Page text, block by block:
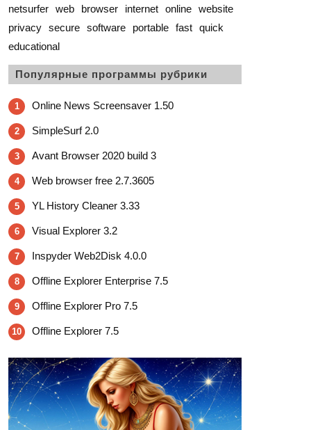
netsurfer web browser internet online website
privacy secure software portable fast quick
educational
Популярные программы рубрики
1 Online News Screensaver 1.50
2 SimpleSurf 2.0
3 Avant Browser 2020 build 3
4 Web browser free 2.7.3605
5 YL History Cleaner 3.33
6 Visual Explorer 3.2
7 Inspyder Web2Disk 4.0.0
8 Offline Explorer Enterprise 7.5
9 Offline Explorer Pro 7.5
10 Offline Explorer 7.5